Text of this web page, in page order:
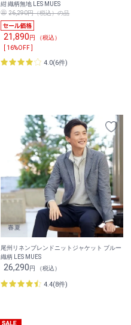
紺 織柄無地 LES MUES
26,290円（税込）の品
21,890円 （税込）
[ 16%OFF ]
4.0(6件)
尾州リネンブレンドニットジャケット ブルー
織柄 LES MUES
26,290円 （税込）
4.4(8件)